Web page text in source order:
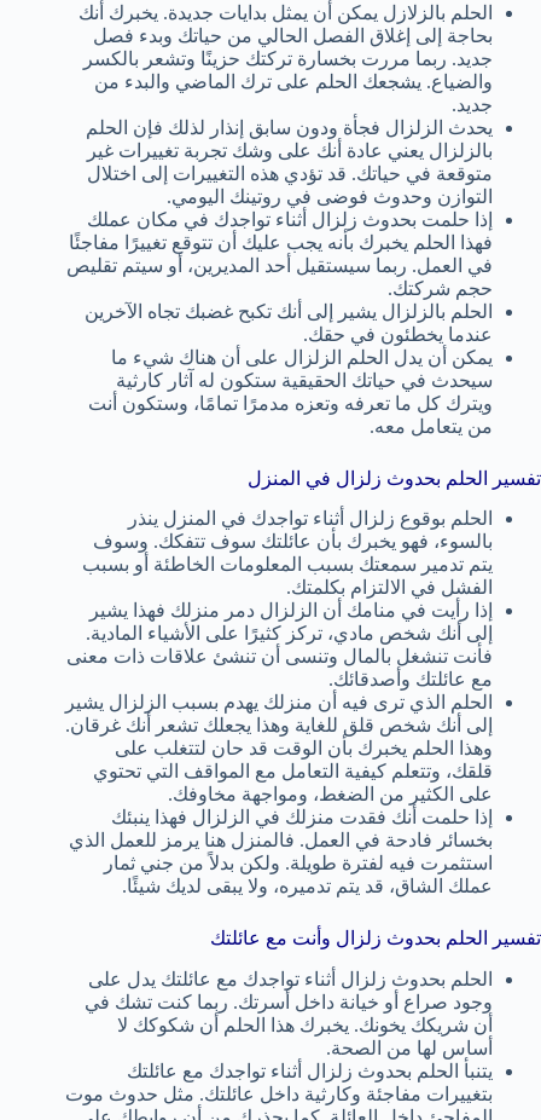
الحلم بالزلازل يمكن أن يمثل بدايات جديدة. يخبرك أنك
بحاجة إلى إغلاق الفصل الحالي من حياتك وبدء فصل
جديد. ربما مررت بخسارة تركتك حزينًا وتشعر بالكسر
والضياع. يشجعك الحلم على ترك الماضي والبدء من
جديد.
يحدث الزلزال فجأة ودون سابق إنذار لذلك فإن الحلم
بالزلزال يعني عادة أنك على وشك تجربة تغييرات غير
متوقعة في حياتك. قد تؤدي هذه التغييرات إلى اختلال
التوازن وحدوث فوضى في روتينك اليومي.
إذا حلمت بحدوث زلزال أثناء تواجدك في مكان عملك
فهذا الحلم يخبرك بأنه يجب عليك أن تتوقع تغييرًا مفاجئًا
في العمل. ربما سيستقيل أحد المديرين، أو سيتم تقليص
حجم شركتك.
الحلم بالزلزال يشير إلى أنك تكبح غضبك تجاه الآخرين
عندما يخطئون في حقك.
يمكن أن يدل الحلم الزلزال على أن هناك شيء ما
سيحدث في حياتك الحقيقية ستكون له آثار كارثية
ويترك كل ما تعرفه وتعزه مدمرًا تمامًا، وستكون أنت
من يتعامل معه.
تفسير الحلم بحدوث زلزال في المنزل
الحلم بوقوع زلزال أثناء تواجدك في المنزل ينذر
بالسوء، فهو يخبرك بأن عائلتك سوف تتفكك. وسوف
يتم تدمير سمعتك بسبب المعلومات الخاطئة أو بسبب
الفشل في الالتزام بكلمتك.
إذا رأيت في منامك أن الزلزال دمر منزلك فهذا يشير
إلى أنك شخص مادي، تركز كثيرًا على الأشياء المادية.
فأنت تنشغل بالمال وتنسى أن تنشئ علاقات ذات معنى
مع عائلتك وأصدقائك.
الحلم الذي ترى فيه أن منزلك يهدم بسبب الزلزال يشير
إلى أنك شخص قلق للغاية وهذا يجعلك تشعر أنك غرقان.
وهذا الحلم يخبرك بأن الوقت قد حان لتتغلب على
قلقك، وتتعلم كيفية التعامل مع المواقف التي تحتوي
على الكثير من الضغط، ومواجهة مخاوفك.
إذا حلمت أنك فقدت منزلك في الزلزال فهذا ينبئك
بخسائر فادحة في العمل. فالمنزل هنا يرمز للعمل الذي
استثمرت فيه لفترة طويلة. ولكن بدلاً من جني ثمار
عملك الشاق، قد يتم تدميره، ولا يبقى لديك شيئًا.
تفسير الحلم بحدوث زلزال وأنت مع عائلتك
الحلم بحدوث زلزال أثناء تواجدك مع عائلتك يدل على
وجود صراع أو خيانة داخل أسرتك. ربما كنت تشك في
أن شريكك يخونك. يخبرك هذا الحلم أن شكوكك لا
أساس لها من الصحة.
يتنبأ الحلم بحدوث زلزال أثناء تواجدك مع عائلتك
بتغييرات مفاجئة وكارثية داخل عائلتك. مثل حدوث موت